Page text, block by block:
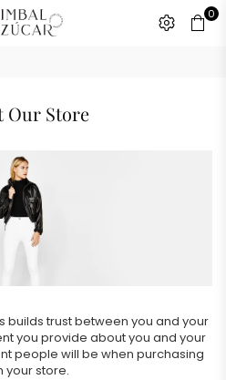
0
Our Store
builds trust between you and your
you provide about you and your
people will be when purchasing
your store.